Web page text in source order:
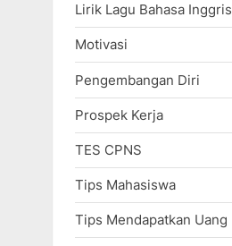
Lirik Lagu Bahasa Inggris
Motivasi
Pengembangan Diri
Prospek Kerja
TES CPNS
Tips Mahasiswa
Tips Mendapatkan Uang